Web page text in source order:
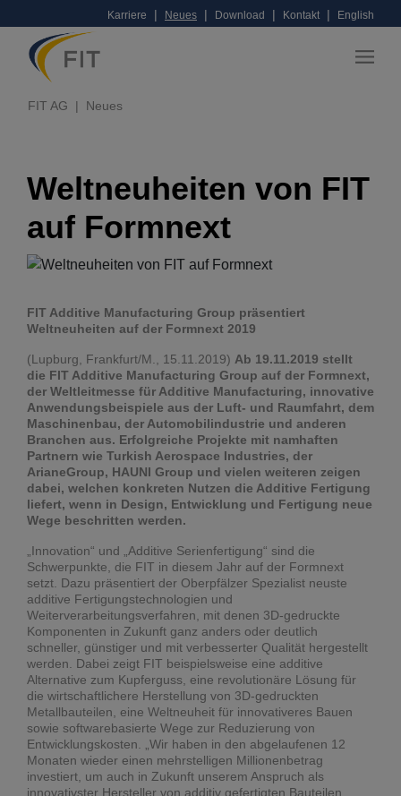
Karriere | Neues | Download | Kontakt | English
FIT AG Neues
Weltneuheiten von FIT
auf Formnext
FIT Additive Manufacturing Group präsentiert
Weltneuheiten auf der Formnext 2019
(Lupburg, Frankfurt/M., 15.11.2019) Ab 19.11.2019 stellt
die FIT Additive Manufacturing Group auf der Formnext,
der Weltleitmesse für Additive Manufacturing, innovative
Anwendungsbeispiele aus der Luft- und Raumfahrt, dem
Maschinenbau, der Automobilindustrie und anderen
Branchen aus. Erfolgreiche Projekte mit namhaften
Partnern wie Turkish Aerospace Industries, der
ArianeGroup, HAUNI Group und vielen weiteren zeigen
dabei, welchen konkreten Nutzen die Additive Fertigung
liefert, wenn in Design, Entwicklung und Fertigung neue
Wege beschritten werden.
„Innovation“ und „Additive Serienfertigung“ sind die
Schwerpunkte, die FIT in diesem Jahr auf der Formnext
setzt. Dazu präsentiert der Oberpfälzer Spezialist neuste
additive Fertigungstechnologien und
Weiterverarbeitungsverfahren, mit denen 3D-gedruckte
Komponenten in Zukunft ganz anders oder deutlich
schneller, günstiger und mit verbesserter Qualität hergestellt
werden. Dabei zeigt FIT beispielsweise eine additive
Alternative zum Kupferguss, eine revolutionäre Lösung für
die wirtschaftlichere Herstellung von 3D-gedruckten
Metallbauteilen, eine Weltneuheit für innovativeres Bauen
sowie softwarebasierte Wege zur Reduzierung von
Entwicklungskosten. „Wir haben in den abgelaufenen 12
Monaten wieder einen mehrstelligen Millionenbetrag
investiert, um auch in Zukunft unserem Anspruch als
innovativster Hersteller von additiv gefertigten Bauteilen